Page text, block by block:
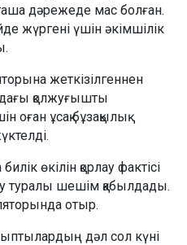
дәрежеде мас болған.
жүргені үшін әкімшілік
жеткізілгеннен
қолжуғышты
оған ұсақ бұзақылық
өкілін қорлау фактісі
туралы шешім қабылдады.
отыр.
дәл сол күні